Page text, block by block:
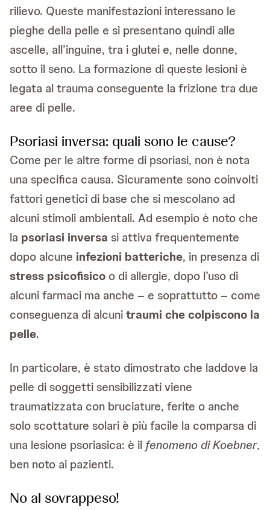
rilievo. Queste manifestazioni interessano le
pieghe della pelle e si presentano quindi alle
ascelle, all’inguine, tra i glutei e, nelle donne,
sotto il seno. La formazione di queste lesioni è
legata al trauma conseguente la frizione tra due
aree di pelle.
Psoriasi inversa: quali sono le cause?
Come per le altre forme di psoriasi, non è nota
una specifica causa. Sicuramente sono coinvolti
fattori genetici di base che si mescolano ad
alcuni stimoli ambientali. Ad esempio è noto che
la psoriasi inversa si attiva frequentemente
dopo alcune infezioni batteriche, in presenza di
stress psicofisico o di allergie, dopo l’uso di
alcuni farmaci ma anche – e soprattutto – come
conseguenza di alcunitraumi che colpiscono la
pelle.
In particolare, è stato dimostrato che laddove la
pelle di soggetti sensibilizzati viene
traumatizzata con bruciature, ferite o anche
solo scottature solari è più facile la comparsa di
una lesione psoriasica: è il fenomeno di Koebner,
ben noto ai pazienti.
No al sovrappeso!